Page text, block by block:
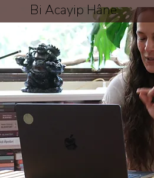
Bi Acayip Hâne